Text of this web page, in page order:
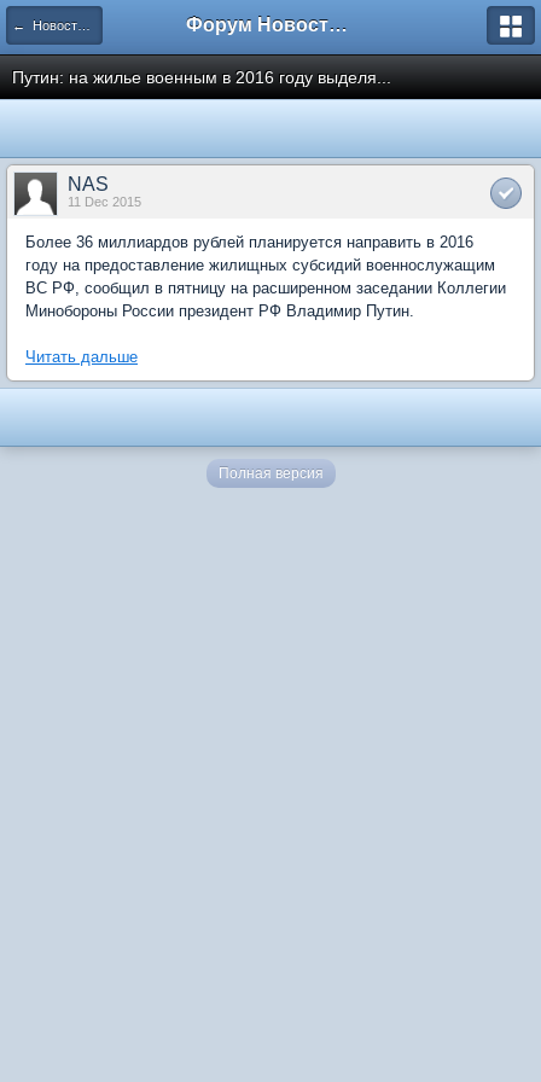
← Новости рынка недвижимости Форум Новостройки
Путин: на жилье военным в 2016 году выделя...
NAS
11 Dec 2015
Более 36 миллиардов рублей планируется направить в 2016
году на предоставление жилищных субсидий военнослужащим
ВС РФ, сообщил в пятницу на расширенном заседании Коллегии
Минобороны России президент РФ Владимир Путин.
Читать дальше
Полная версия